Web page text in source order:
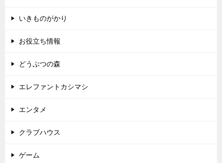
いきものがかり
お役立ち情報
どうぶつの森
エレファントカシマシ
エンタメ
クラブハウス
ゲーム